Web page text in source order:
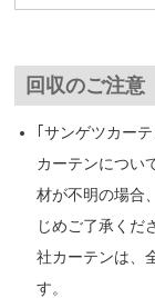
回収のご注意
｢サンゲツカー
カーテンについ
材が不明の場合
じめご了承くだ
社カーテンは、
す。